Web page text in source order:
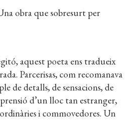
obra que sobresurt per
aquest poeta ens tradueix
Parcerisas, com recomanava
de detalls, de sensacions, de
d’un lloc tan estranger,
i commovedores. Un